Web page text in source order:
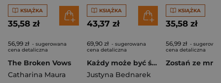
KSIĄŻKA
35,58 zł
56,99 zł - sugerowana
cena detaliczna
The Broken Vows
Catharina Maura
KSIĄŻKA
43,37 zł
69,90 zł - sugerowana
cena detaliczna
Każdy może być święty, czyli nawet łobuzy idą do nieba
Justyna Bednarek
KSIĄŻKA
35,58 zł
56,99 zł -
cena detaliczna